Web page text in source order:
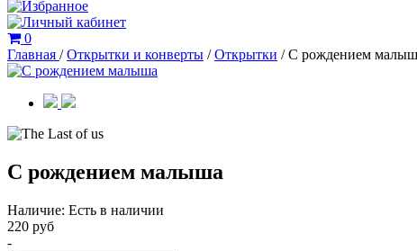
0
Главная /Открытки и конверты /Открытки /С рождением
С рождением малыша
Наличие: Есть в наличии
220 руб
-